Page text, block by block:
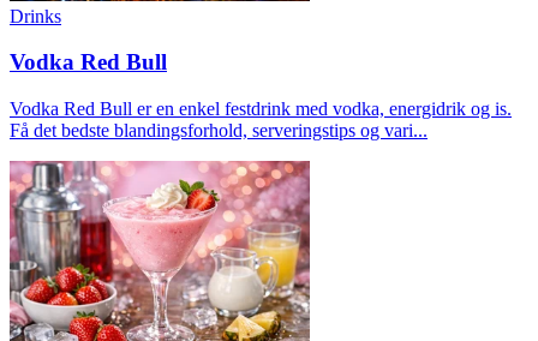
Drinks
Vodka Red Bull
Vodka Red Bull er en enkel festdrink med vodka, energidrik og is.
Få det bedste blandingsforhold, serveringstips og vari...